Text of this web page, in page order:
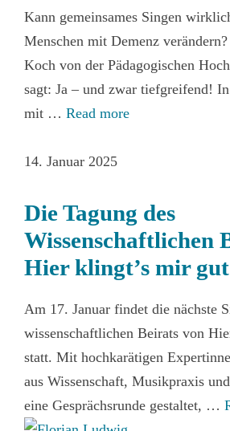
Kann gemeinsames Singen
Menschen mit Demenz
Koch von der Pädagogischen
sagt: Ja – und zwar tiefgreifend!
mit … Read more
14. Januar 2025
Die Tagung des
Wissenschaftlichen
Hier klingt’s mir gut
Am 17. Januar findet die nächste
wissenschaftlichen Beirats von
statt. Mit hochkarätigen
aus Wissenschaft, Musikpraxis
eine Gesprächsrunde gestaltet, …